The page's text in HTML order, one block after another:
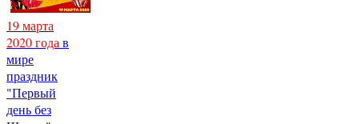
19 марта
2020 года в
мире
праздник
"Первый
день без